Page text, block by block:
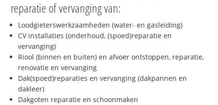
reparatie of vervanging van:
Loodgieterswerkzaamheden (water- en gasleiding)
CV installaties (onderhoud, (spoed)reparatie en
vervanging)
Riool (binnen en buiten) en afvoer ontstoppen, reparatie,
renovatie en vervanging
Dak(spoed)reparaties en vervanging (dakpannen en
dakleer)
Dakgoten reparatie en schoonmaken